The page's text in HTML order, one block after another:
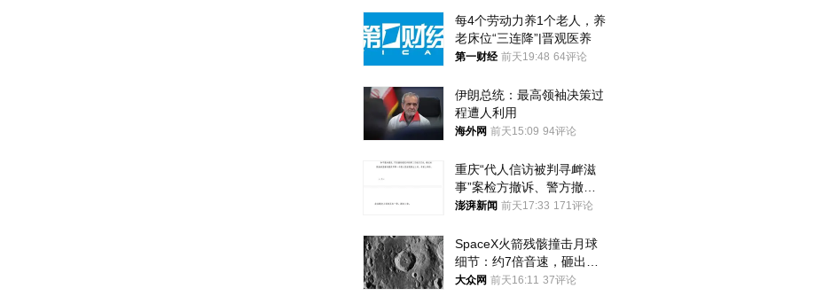
每4个劳动力养1个老人，养
老床位“三连降”|晋观医养
第一财经 前天19:48 64评论
伊朗总统：最高领袖决策过
程遭人利用
海外网 前天15:09 94评论
重庆“代人信访被判寻衅滋
事”案检方撤诉、警方撤
案，两被告人获国赔
澎湃新闻 前天17:33 171评论
SpaceX火箭残骸撞击月球
细节：约7倍音速，砸出直
径约30米撞击坑
大众网 前天16:11 37评论